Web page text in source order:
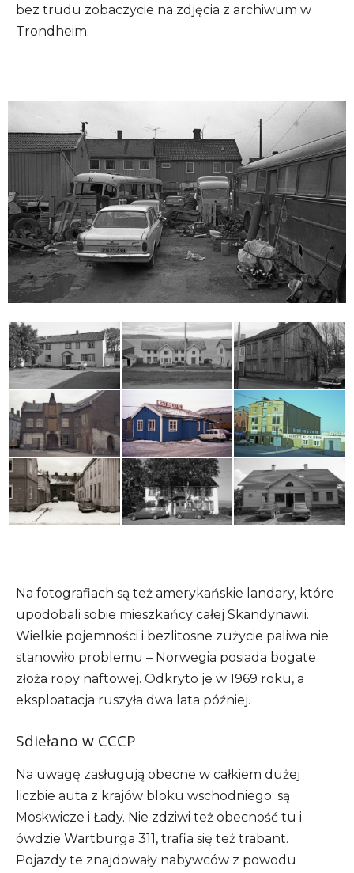
bez trudu zobaczycie na zdjęcia z archiwum w
Trondheim.
Na fotografiach są też amerykańskie landary, które
upodobali sobie mieszkańcy całej Skandynawii.
Wielkie pojemności i bezlitosne zużycie paliwa nie
stanowiło problemu – Norwegia posiada bogate
złoża ropy naftowej. Odkryto je w 1969 roku, a
eksploatacja ruszyła dwa lata później.
Sdiełano w CCCP
Na uwagę zasługują obecne w całkiem dużej
liczbie auta z krajów bloku wschodniego: są
Moskwicze i Łady. Nie zdziwi też obecność tu i
ówdzie Wartburga 311, trafia się też trabant.
Pojazdy te znajdowały nabywców z powodu